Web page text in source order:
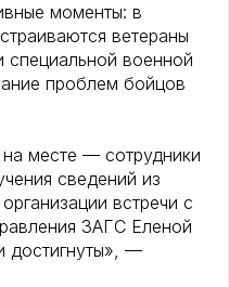
моменты: в
ветераны
специальной военной
проблем бойцов
месте — сотрудники
сведений из
встречи с
ЗАГС Еленой
достигнуты», —